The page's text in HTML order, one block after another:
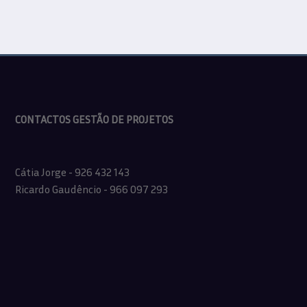
CONTACTOS GESTÃO DE PROJETOS
Cátia Jorge - 926 432 143
Ricardo Gaudêncio - 966 097 293